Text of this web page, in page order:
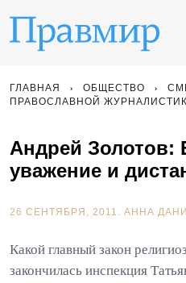
ГЛАВНАЯ ОБЩЕСТВО
ПРАВОСЛАВНОЙ
Андрей Золотов:
уважение и
26 СЕНТЯБРЯ, 2011. АННА
Какой главный закон
закончилась инспекция